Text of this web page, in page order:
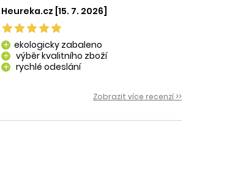
Heureka.cz [15. 7. 2026]
add ekologicky zabaleno
add výběr kvalitního zboží
add rychlé odeslání
Zobrazit více recenzí >>